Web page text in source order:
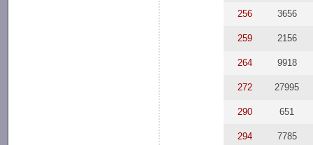
256 3656
259 2156
264 9918
272 27995
290 651
294 7785